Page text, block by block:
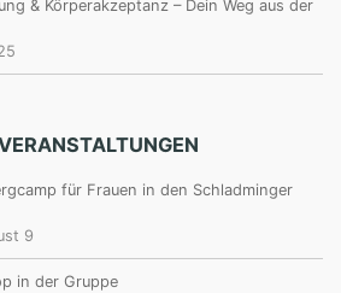
& Körperakzeptanz – Dein Weg aus der
für Frauen in den Schladminger
9
in der Gruppe